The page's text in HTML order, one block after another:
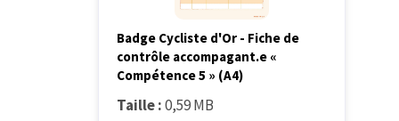
Badge Cycliste d'Or - Fiche de
contrôle accompagant.e «
Compétence 5 » (A4)
Taille :0,59 MB